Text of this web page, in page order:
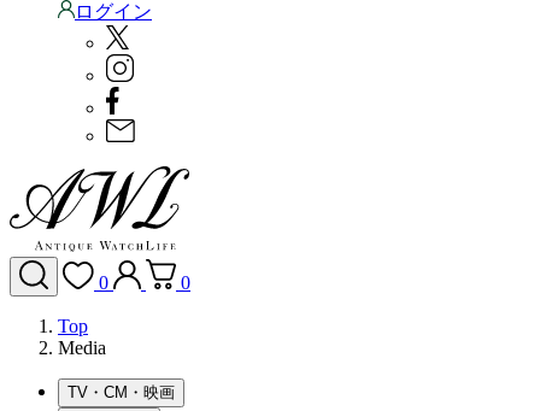
ログイン
0 0
Top
Media
TV・CM・映画